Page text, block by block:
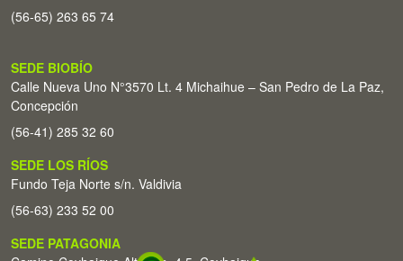
(56-65) 263 65 74
SEDE BIOBÍO
Calle Nueva Uno N°3570 Lt. 4 Michaihue – San Pedro de La Paz,
Concepción
(56-41) 285 32 60
SEDE LOS RÍOS
Fundo Teja Norte s/n. Valdivia
(56-63) 233 52 00
SEDE PATAGONIA